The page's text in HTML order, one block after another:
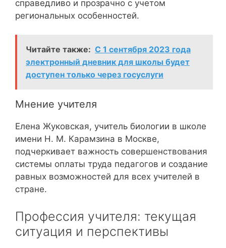
справедливо и прозрачно с учетом
региональных особенностей.
Читайте также: С 1 сентября 2023 года
электронный дневник для школы будет
доступен только через госуслуги
Мнение учителя
Елена Жуковская, учитель биологии в школе
имени Н. М. Карамзина в Москве,
подчеркивает важность совершенствования
системы оплаты труда педагогов и создание
равных возможностей для всех учителей в
стране.
Профессия учителя: текущая
ситуация и перспективы